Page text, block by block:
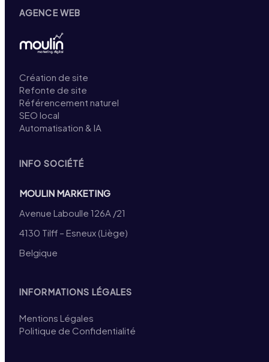
AGENCE WEB
Création de site
Refonte de site
Référencement naturel
SEO local
Automatisation & IA
INFO SOCIÉTÉ
MOULIN MARKETING
Avenue Laboulle 126A /21
4130 Tilff – Esneux (Liège)
Belgique
INFORMATIONS LÉGALES
Mentions Légales
Politique de Confidentialité